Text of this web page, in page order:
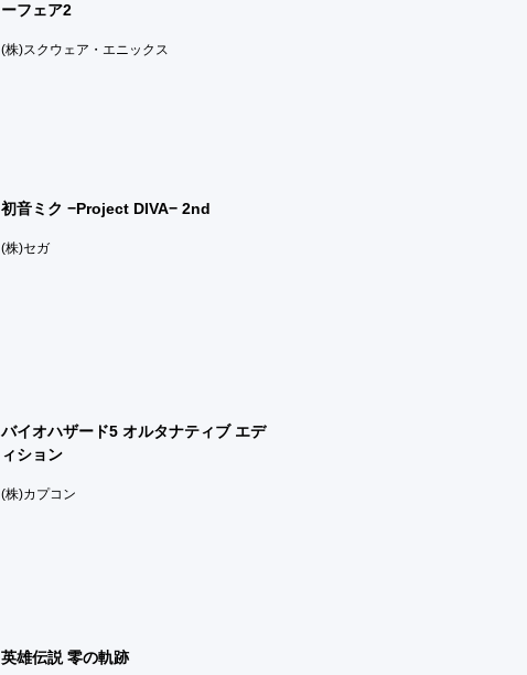
ーフェア2
(株)スクウェア・エニックス
初音ミク −Project DIVA− 2nd
(株)セガ
バイオハザード5 オルタナティブ エデ
ィション
(株)カプコン
英雄伝説 零の軌跡